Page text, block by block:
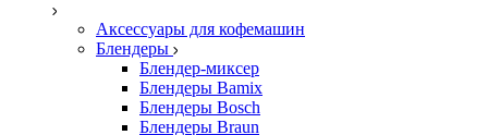
Аксессуары для кофемашин
Блендеры
Блендер-миксер
Блендеры Bamix
Блендеры Bosch
Блендеры Braun